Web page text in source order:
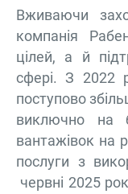
Вживаючи
компанія
цілей, а й
сфері. З 2022
поступово
виключно на
вантажівок на
послуги з
червні 2025